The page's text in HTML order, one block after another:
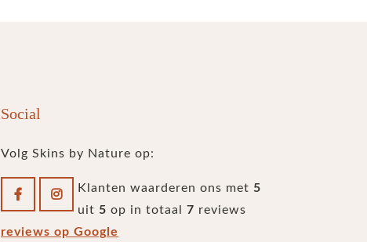
Social
Volg Skins by Nature op:
Klanten waarderen ons met 5
uit 5 op in totaal 7 reviews
reviews op Google